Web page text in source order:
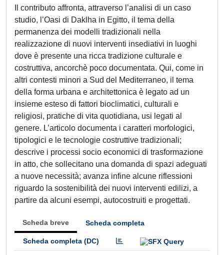
Il contributo affronta, attraverso l’analisi di un caso
studio, l’Oasi di Daklha in Egitto, il tema della
permanenza dei modelli tradizionali nella
realizzazione di nuovi interventi insediativi in luoghi
dove è presente una ricca tradizione culturale e
costruttiva, ancorchè poco documentata. Qui, come in
altri contesti minori a Sud del Mediterraneo, il tema
della forma urbana e architettonica è legato ad un
insieme esteso di fattori bioclimatici, culturali e
religiosi, pratiche di vita quotidiana, usi legati al
genere. L’articolo documenta i caratteri morfologici,
tipologici e le tecnologie costruttive tradizionali;
descrive i processi socio economici di trasformazione
in atto, che sollecitano una domanda di spazi adeguati
a nuove necessità; avanza infine alcune riflessioni
riguardo la sostenibilità dei nuovi interventi edilizi, a
partire da alcuni esempi, autocostruiti e progettati.
Scheda breve Scheda completa
Scheda completa (DC)